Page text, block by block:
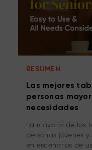
RESUMEN
Las mejores
personas
necesidades
La mayoría de las
personas jóvenes
en escenarios de